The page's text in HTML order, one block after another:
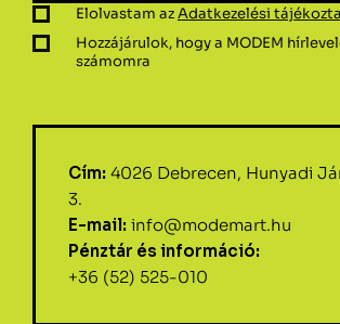
Elolvastam azAdatkezelési
Hozzájárulok, hogy a MODEM
számomra
Cím: 4026 Debrecen, Hunyadi
3.
E-mail: info@modemart.hu
Pénztár és információ:
+36 (52) 525-010